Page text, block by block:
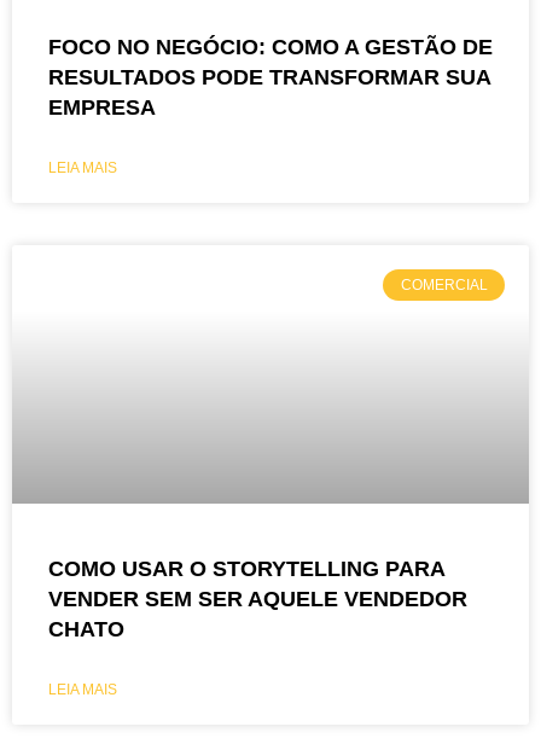
FOCO NO NEGÓCIO: COMO A GESTÃO DE
RESULTADOS PODE TRANSFORMAR SUA
EMPRESA
LEIA MAIS
COMERCIAL
COMO USAR O STORYTELLING PARA
VENDER SEM SER AQUELE VENDEDOR
CHATO
LEIA MAIS